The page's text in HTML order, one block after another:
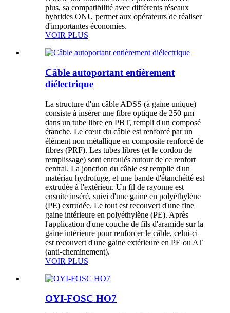
plus, sa compatibilité avec différents réseaux
hybrides ONU permet aux opérateurs de réaliser
d'importantes économies.
VOIR PLUS
Câble autoportant entièrement
diélectrique
La structure d'un câble ADSS (à gaine unique)
consiste à insérer une fibre optique de 250 µm
dans un tube libre en PBT, rempli d'un composé
étanche. Le cœur du câble est renforcé par un
élément non métallique en composite renforcé de
fibres (PRF). Les tubes libres (et le cordon de
remplissage) sont enroulés autour de ce renfort
central. La jonction du câble est remplie d'un
matériau hydrofuge, et une bande d'étanchéité est
extrudée à l'extérieur. Un fil de rayonne est
ensuite inséré, suivi d'une gaine en polyéthylène
(PE) extrudée. Le tout est recouvert d'une fine
gaine intérieure en polyéthylène (PE). Après
l'application d'une couche de fils d'aramide sur la
gaine intérieure pour renforcer le câble, celui-ci
est recouvert d'une gaine extérieure en PE ou AT
(anti-cheminement).
VOIR PLUS
OYI-FOSC HO7